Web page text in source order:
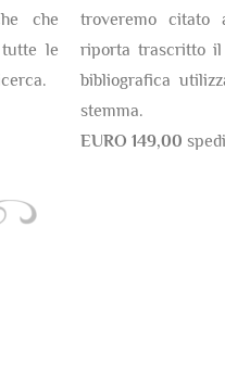
che
le
troveremo
riporta trascritto
bibliografica
stemma.
EURO 149,00